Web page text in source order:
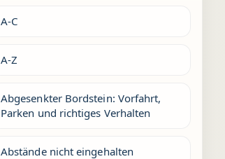
A-C
A-Z
Abgesenkter Bordstein: Vorfahrt,
Parken und richtiges Verhalten
Abstände nicht eingehalten